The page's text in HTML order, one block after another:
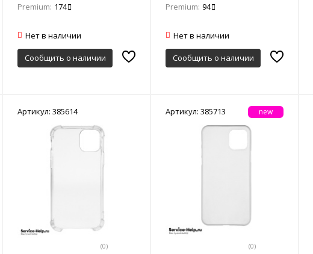
Premium: 174
Нет в наличии
Сообщить о наличии
Premium: 94
Нет в наличии
Сообщить о наличии
Артикул: 385614
(0)
Артикул: 385713
(0)
new